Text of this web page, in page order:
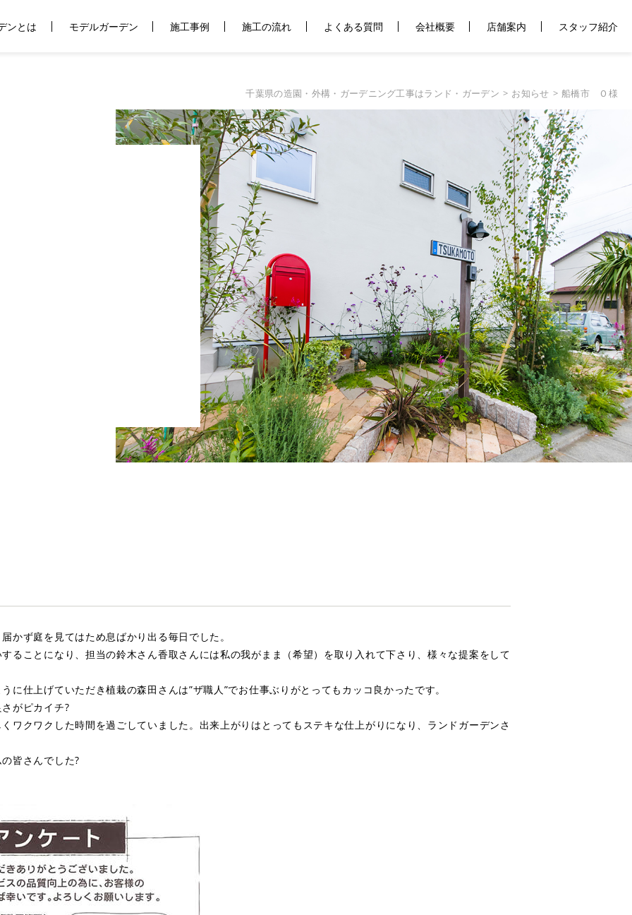
ンとは モデルガーデン 施工事例 施工の流れ よくある質問 会社概要 店舗案内 スタッフ紹介
千葉県の造園・外構・ガーデニング工事はランド・ガーデン お知らせ 船橋市 Ｏ様
かず庭を見てはため息ばかり出る毎日でした。
ることになり、担当の鈴木さん香取さんには私の我がまま（希望）を取り入れて下さり、様々な提案をして
に仕上げていただき植栽の森田さんは”ザ職人”でお仕事ぶりがとってもカッコ良かったです。
がピカイチ?
ワクワクした時間を過ごしていました。出来上がりはとってもステキな仕上がりになり、ランドガーデンさ
皆さんでした?